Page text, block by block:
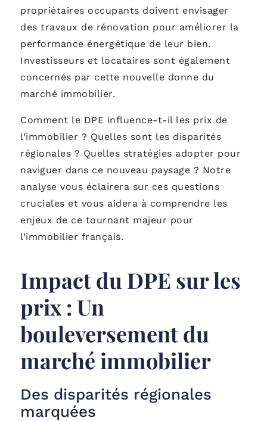
propriétaires occupants doivent envisager
des travaux de rénovation pour améliorer la
performance énergétique de leur bien.
Investisseurs et locataires sont également
concernés par cette nouvelle donne du
marché immobilier.
Comment le DPE influence-t-il les prix de
l’immobilier ? Quelles sont les disparités
régionales ? Quelles stratégies adopter pour
naviguer dans ce nouveau paysage ? Notre
analyse vous éclairera sur ces questions
cruciales et vous aidera à comprendre les
enjeux de ce tournant majeur pour
l’immobilier français.
Impact du DPE sur les
prix : Un
bouleversement du
marché immobilier
Des disparités régionales
marquées